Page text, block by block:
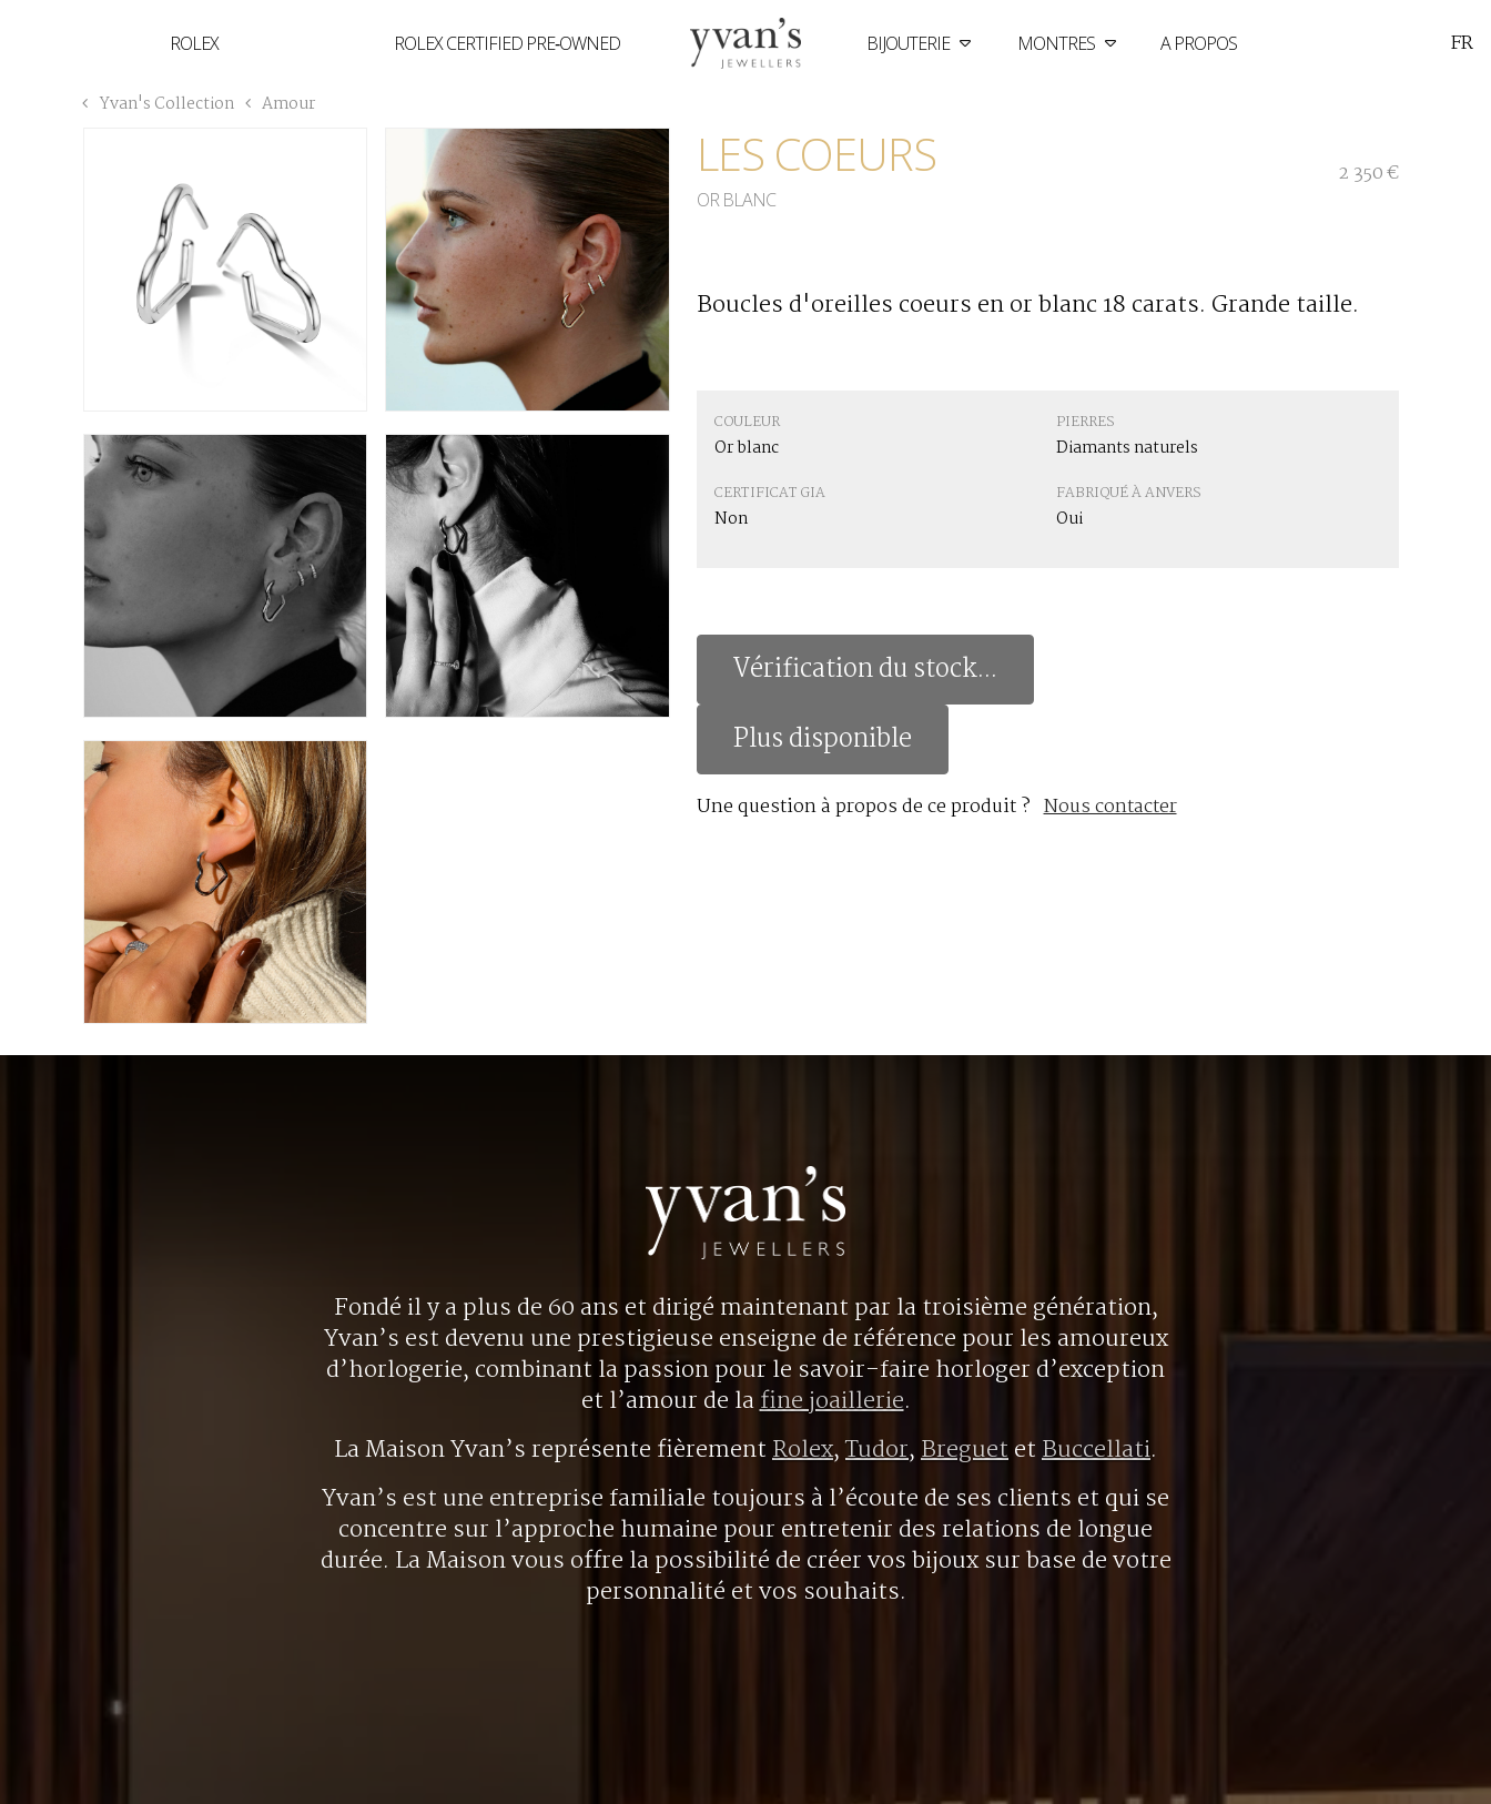
ROLEX ROLEX CERTIFIED PRE‑OWNED BIJOUTERIE
BUCCELLATI
MONTRES A PROPOS FR
Yvan's Collection Amour
LES COEURS
OR BLANC
2 350 €
Boucles d'oreilles coeurs en or blanc 18 carats. Grande taille.
COULEUR
Or blanc
PIERRES
Diamants naturels
CERTIFICAT GIA
Non
FABRIQUÉ À ANVERS
Oui
Vérification du stock...
Plus disponible
Une question à propos de ce produit ? Nous contacter
Fondé il y a plus de 60 ans et dirigé maintenant par la troisième génération,
Yvan’s est devenu une prestigieuse enseigne de référence pour les amoureux
d’horlogerie, combinant la passion pour le savoir-faire horloger d’exception
et l’amour de lafine joaillerie.
La Maison Yvan’s représente fièrementRolex,Tudor,BreguetetBuccellati.
Yvan’s est une entreprise familiale toujours à l’écoute de ses clients et qui se
concentre sur l’approche humaine pour entretenir des relations de longue
durée. La Maison vous offre la possibilité de créer vos bijoux sur base de votre
personnalité et vos souhaits.